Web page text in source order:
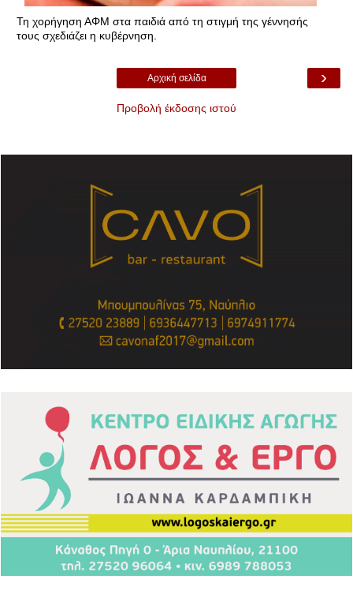
Τη χορήγηση ΑΦΜ στα παιδιά από τη στιγμή της γέννησής
τους σχεδιάζει η κυβέρνηση.
›
Αρχική σελίδα
Προβολή έκδοσης ιστού